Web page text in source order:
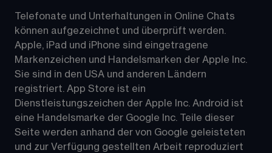
Telefonate und Unterhaltungen in Online Chats
können aufgezeichnet und überprüft werden.
Apple, iPad und iPhone sind eingetragene
Markenzeichen und Handelsmarken der Apple Inc.
Sie sind in den USA und anderen Ländern
registriert. App Store ist ein
Dienstleistungszeichen der Apple Inc. Android ist
eine Handelsmarke der Google Inc. Teile dieser
Seite werden anhand der von Google geleisteten
und zur Verfügung gestellten Arbeit reproduziert